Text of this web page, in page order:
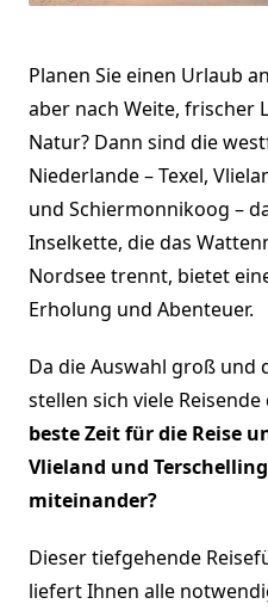
Planen Sie einen Urlaub
aber nach Weite, frischer
Natur? Dann sind die
Niederlande – Texel,
und Schiermonnikoog –
Inselkette, die das
Nordsee trennt, bietet
Erholung und Abenteuer.
Da die Auswahl groß und
stellen sich viele Reisende
beste Zeit für die Reise
Vlieland und
miteinander?
Dieser tiefgehende
liefert Ihnen alle